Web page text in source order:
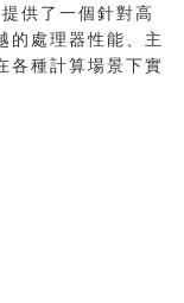
供了一個針對高
的處理器性能、主
各種計算場景下實